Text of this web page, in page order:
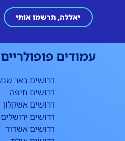
יאללה, תרשמו אותי
עמודים פופולריים
דרושים באר
דרושים חיפה
דרושים אשקלון
דרושים ירושלים
דרושים אשדוד